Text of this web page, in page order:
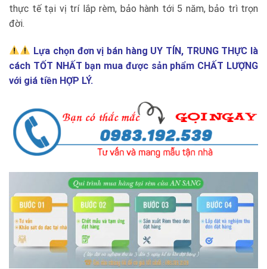
thực tế tại vị trí lắp rèm, bảo hành tới 5 năm, bảo trì trọn
đời.
Lựa chọn đơn vị bán hàng UY TÍN, TRUNG THỰC là
cách TỐT NHẤT bạn mua được sản phẩm CHẤT LƯỢNG
với giá tiền HỢP LÝ.